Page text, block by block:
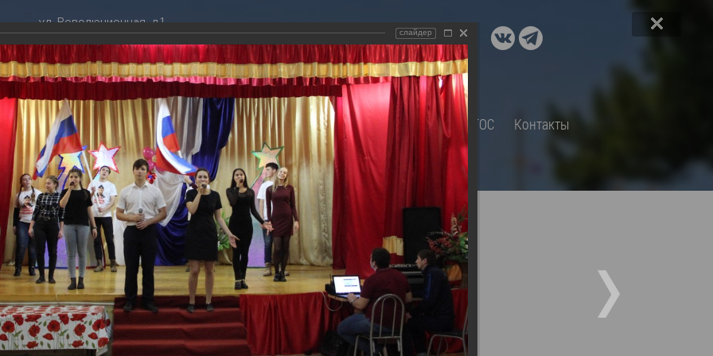
ул. Революционная, д.1
gelendzhik@mo.krasnodar.ru
АA+
Администрация Руководители Документы КСП Обращения ТОС Контакты
задачи и функции
данных
информация
реформа
коррупции
организации
информация
служба
ДУМА
Новости
Структура
Депутат ЗСК
Депутат ГД
График приёмов граждан
депутатами
Депутатское объединение
Совет молодых депутатов
Законотворчество
Постоянные комиссии и график
заседаний
Сведения о доходах, расходах, об
ДОКУМЕНТЫ
Правовые акты и их экспертиза
Оценка регулирующего
воздействия
Экспертиза действующих
нормативных правовых актов
Оценка применения
Муниципальный контроль
Формы обращений
Градостроительная деятельность
Архивный отдел
Порядок обжалования
Конституции в селе Возрождение
ко Дню Конституции в селе Возрождение (5 фото)
слайдер